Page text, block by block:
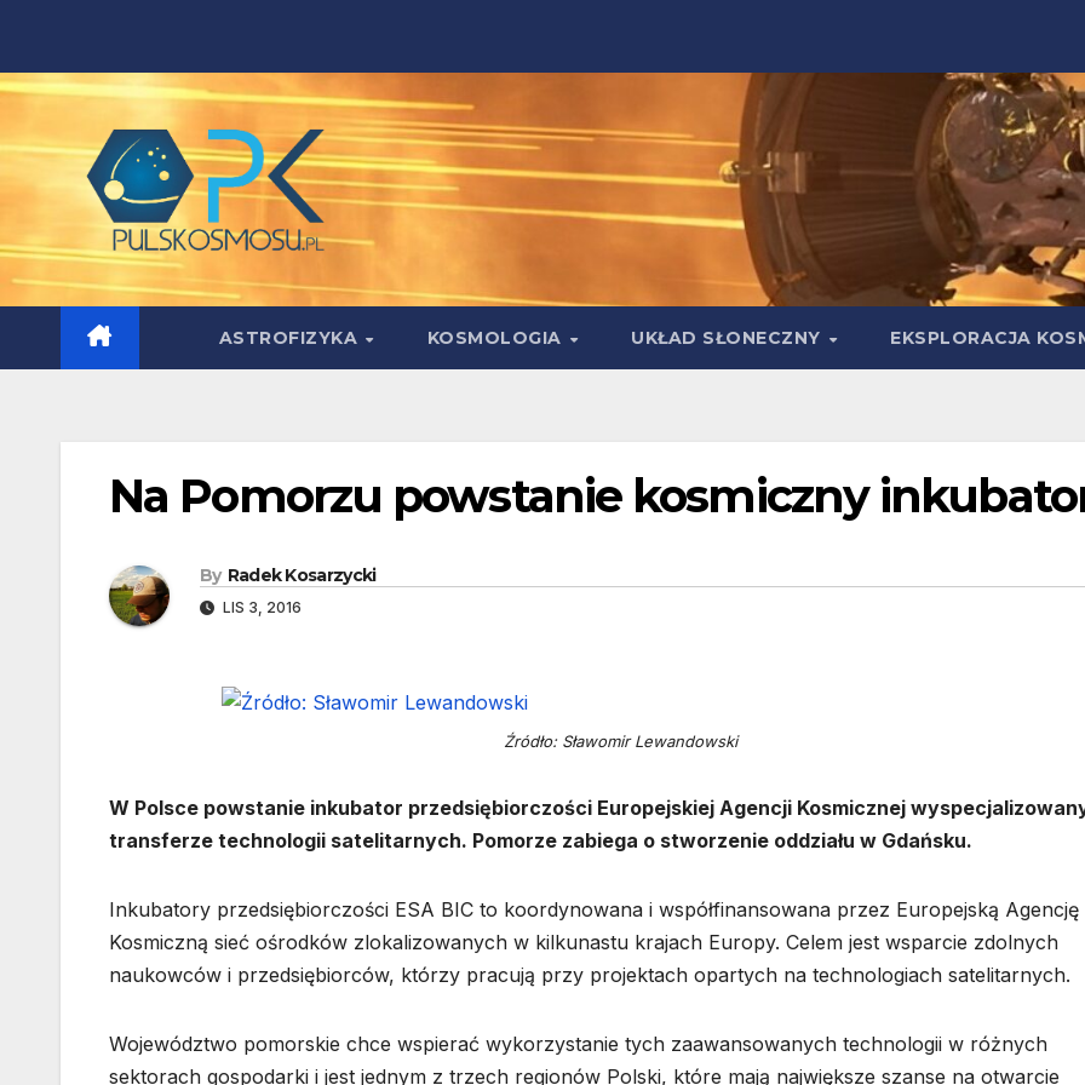
content
ASTROFIZYKA KOSMOLOGIA UKŁAD SŁONECZNY EKSPLORACJA
Na Pomorzu powstanie kosmiczny
By Radek Kosarzycki
LIS 3, 2016
Źródło: Sławomir Lewandowski
W Polsce powstanie inkubator przedsiębiorczości Europejskiej Agencji Kosmicznej
transferze technologii satelitarnych. Pomorze zabiega o stworzenie oddziału w Gdańsku.
Inkubatory przedsiębiorczości ESA BIC to koordynowana i współfinansowana przez Europejską Agencję
Kosmiczną sieć ośrodków zlokalizowanych w kilkunastu krajach Europy. Celem jest wsparcie zdolnych
naukowców i przedsiębiorców, którzy pracują przy projektach opartych na technologiach satelitarnych.
Województwo pomorskie chce wspierać wykorzystanie tych zaawansowanych technologii w różnych
sektorach gospodarki i jest jednym z trzech regionów Polski, które mają największe szanse na otwarcie